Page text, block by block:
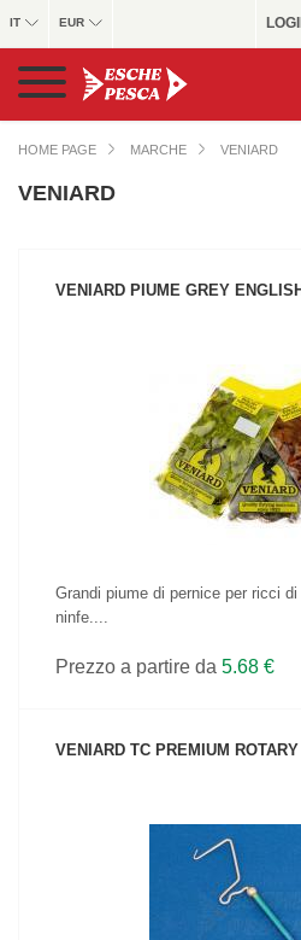
IT EUR
HOME PAGE MARCHE VENIARD
VENIARD
VENIARD PIUME GREY
VEDI IL
Grandi piume di pernice per ricci
ninfe....
Prezzo a partire da 5.68 €
VENIARD TC PREMIUM
VEDI IL